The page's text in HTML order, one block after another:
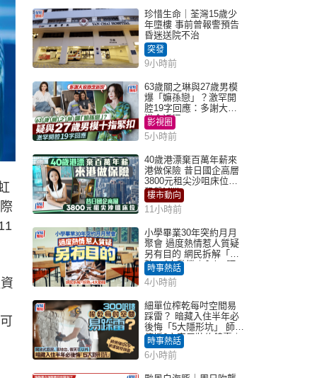
珍惜生命｜荃灣15歲少
年墮樓 事前曾報警預告
昏迷送院不治
突發
9小時前
63歲關之琳與27歲男模
爆「嫲孫戀」？激罕開
腔19字回應：多謝大家
掛念近況
影視圈
5小時前
40歲港漂棄百萬年薪來
港做保險 昔日國企高層
3800元租尖沙咀床位｜
租盤Million
樓市動向
11小時前
小學畢業30年突約月月
聚會 過度熱情惹人質疑
另有目的 網民拆解「扮
熟」4大動機｜Juicy叮
時事熱話
4小時前
細單位榨乾每吋空間易
踩雷？ 暗藏入住半年必
後悔「5大隱形坑」 師傅
傳授6字家居裝修錦囊｜
Juicy叮
時事熱話
6小時前